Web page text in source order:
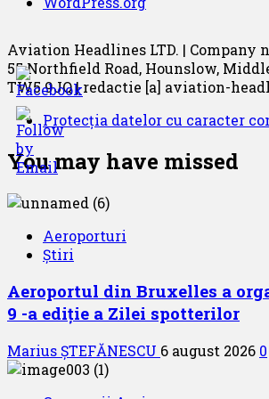
Aviation Headlines LTD. | Company
55 Northfield Road, Hounslow,
TW5 9JQ | redactie [a] aviation-
Protecția datelor cu caracter
You may have missed
Aeroporturi
Știri
Aeroportul din Bruxelles a
9 -a ediție a Zilei spotterilor
Marius ȘTEFĂNESCU 6 august 2026 0